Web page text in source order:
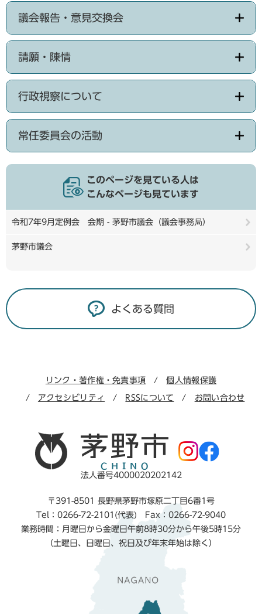
議会報告・意見交換会
請願・陳情
行政視察について
常任委員会の活動
このページを見ている人は
こんなページも見ています
令和7年9月定例会 会期 - 茅野市議会（議会事務局）
茅野市議会
よくある質問
リンク・著作権・免責事項 個人情報保護
アクセシビリティ RSSについて お問い合わせ
法人番号4000020202142
〒391-8501 長野県茅野市塚原二丁目6番1号
Tel：0266-72-2101(代表) Fax：0266-72-9040
業務時間：月曜日から金曜日午前8時30分から午後5時15分
（土曜日、日曜日、祝日及び年末年始は除く）